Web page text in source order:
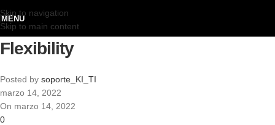
Skip to navigation
Skip to main content
MENU
Flexibility
Posted by soporte_KI_TI
marzo 14, 2022
On marzo 14, 2022
0